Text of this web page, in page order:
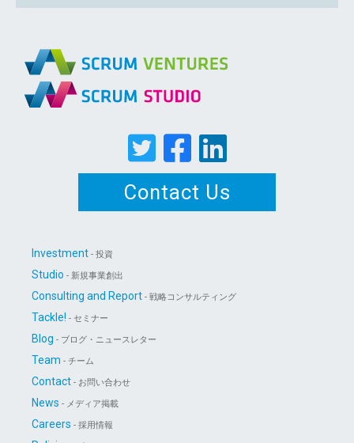
Contact Us
Investment - 投資
Studio - 新規事業創出
Consulting and Report - 戦略コンサルティング
Tackle! - セミナー
Blog - ブログ・ニュースレター
Team - チーム
Contact - お問い合わせ
News - メディア掲載
Careers - 採用情報